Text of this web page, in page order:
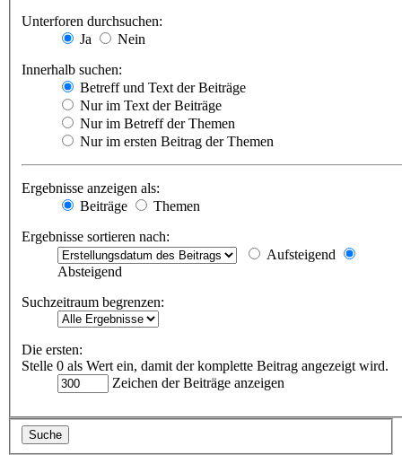
Unterforen durchsuchen:
Ja
Nein
Innerhalb suchen:
Betreff und Text der Beiträge
Nur im Text der Beiträge
Nur im Betreff der Themen
Nur im ersten Beitrag der Themen
Ergebnisse anzeigen als:
Beiträge
Themen
Ergebnisse sortieren nach:
Aufsteigend
Absteigend
Suchzeitraum begrenzen:
Die ersten:
Stelle 0 als Wert ein, damit der komplette Beitrag angezeigt wird.
Zeichen der Beiträge anzeigen